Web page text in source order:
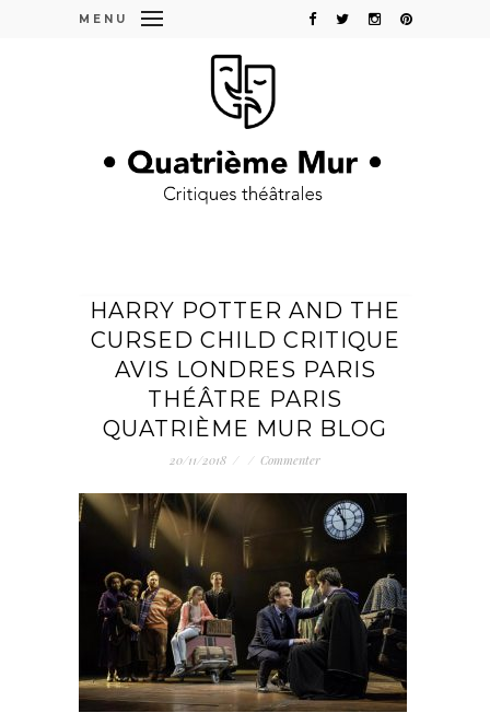
MENU
HARRY POTTER AND THE
CURSED CHILD CRITIQUE
AVIS LONDRES PARIS
THÉÂTRE PARIS
QUATRIÈME MUR BLOG
20/11/2018 / / Commenter